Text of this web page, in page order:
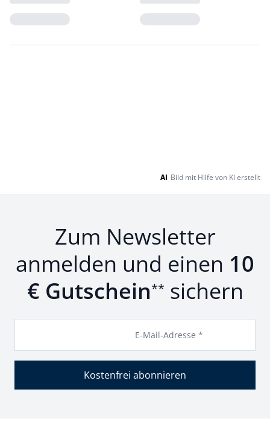
AI Bild mit Hilfe von KI erstellt
Zum Newsletter
anmelden und einen 10
€ Gutschein** sichern
E-Mail-Adresse *
Kostenfrei abonnieren